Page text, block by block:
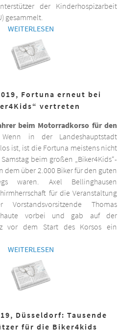
der Kinderhospizarbeit
gesammelt.
WEITERLESEN
Fortuna erneut bei
vertreten
beim Motorradkorso für den
Wenn in der Landeshauptstadt
ist, ist die Fortuna meistens nicht
beim großen „Biker4Kids“-
dem über 2.000 Biker für den guten
waren. Axel Bellinghausen
für die Veranstaltung
Thomas
vorbei und gab auf der
vor dem Start des Korsos ein
WEITERLESEN
Düsseldorf: Tausende
für die Biker4kids